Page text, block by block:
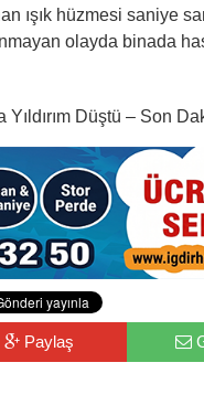
ışık hüzmesi saniye
olayda binada
Yıldırım Düştü – Son
Paylaş